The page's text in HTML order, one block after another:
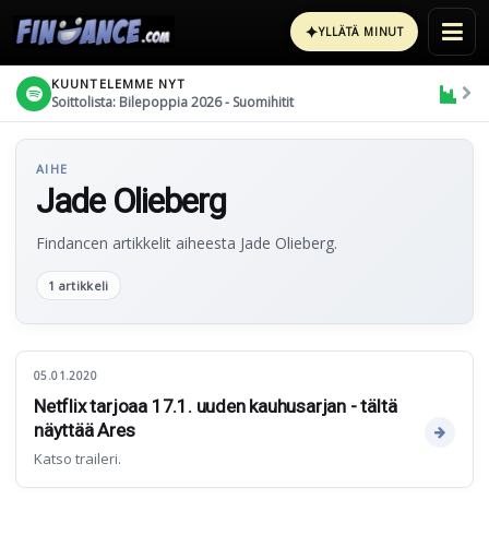
✦YLLÄTÄ MINUT
KUUNTELEMME NYT
Soittolista: Bilepoppia 2026 - Suomihitit
AIHE
Jade Olieberg
Findancen artikkelit aiheesta Jade Olieberg.
1 artikkeli
05.01.2020
Netflix tarjoaa 17.1. uuden kauhusarjan - tältä
näyttää Ares
Katso traileri.